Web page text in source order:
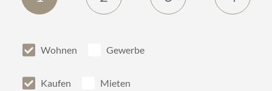
Wohnen Gewerbe
Kaufen Mieten